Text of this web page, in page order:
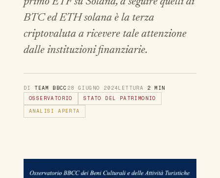
BTC ed ETH solana è la terza
criptovaluta a ricevere tale attenzione
dalle instituzioni finanziarie.
DI TEAM BBCC 28 GIUGNO 2024LETTURA
2 MIN
OSSERVATORIO
STATO DEL PATRIMONIO
ANALISI APERTA